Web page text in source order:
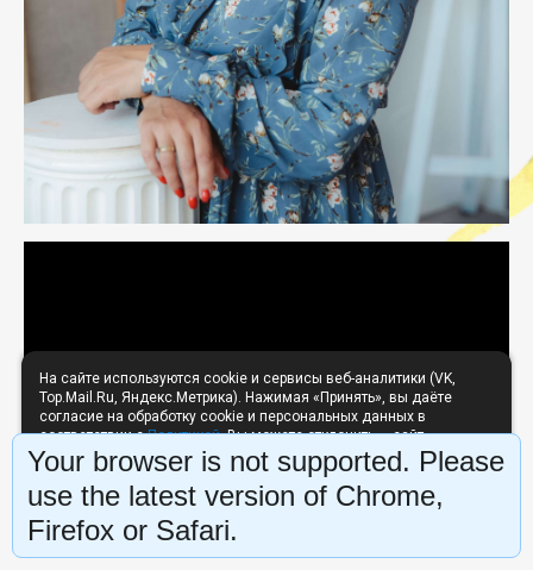
На сайте используются cookie и сервисы веб-аналитики (VK,
Top.Mail.Ru, Яндекс.Метрика). Нажимая «Принять», вы даёте
согласие на обработку cookie и персональных данных в
соответствии сПолитикой. Вы можете отклонить — сайт
продолжит работу без аналитики.
Отклонить
Your browser is not supported. Please
use the latest version of Chrome,
Firefox or Safari.